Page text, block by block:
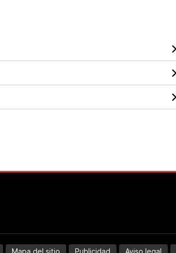
Mapa del sitio Publicidad Aviso legal